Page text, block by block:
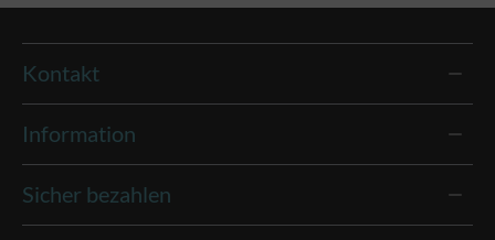
Kontakt
Information
Sicher bezahlen